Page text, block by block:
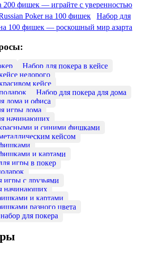
200 фишек — играйте с уверенностью
Набор для
100 фишек — роскошный мир азарта
Набор для покера в кейсе
недорого
кейсе
Набор для покера для дома
дома и офиса
игры дома
начинающих
и синими фишками
кейсом
и картами
игры в покер
с друзьями
начинающих
и картами
разного цвета
для покера